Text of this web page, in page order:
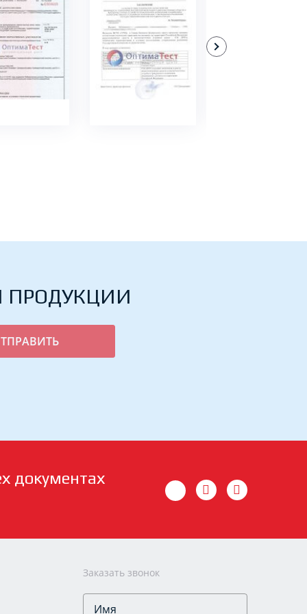
ПОДРОБНЕЕ
ПРОДУКЦИИ
документах
Заказать звонок